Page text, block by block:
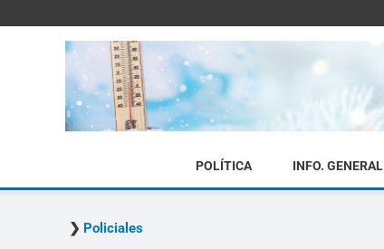
POLÍTICA INFO. GENERAL
Policiales